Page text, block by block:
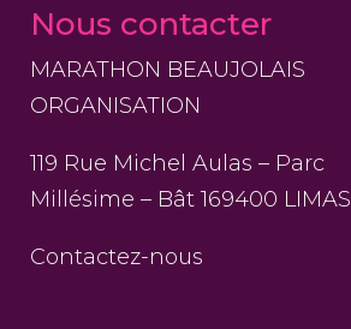
Nous contacter
MARATHON BEAUJOLAIS
ORGANISATION
119 Rue Michel Aulas – Parc
Millésime – Bât 169400 LIMAS
Contactez-nous